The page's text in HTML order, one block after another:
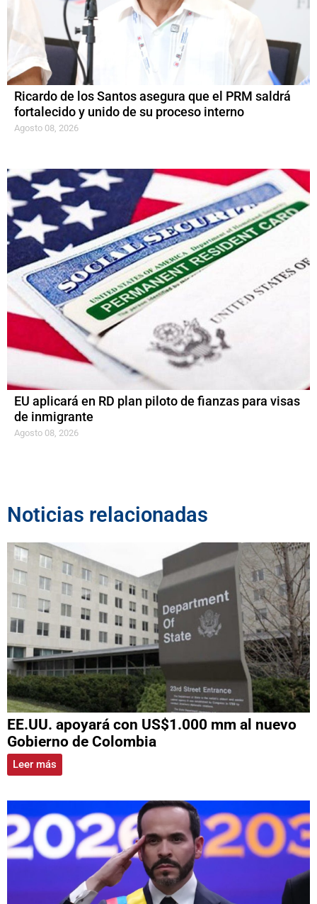
Ricardo de los Santos asegura que el PRM saldrá
fortalecido y unido de su proceso interno
Agosto 08, 2026
EU aplicará en RD plan piloto de fianzas para visas
de inmigrante
Agosto 08, 2026
Noticias relacionadas
EE.UU. apoyará con US$1.000 mm al nuevo
Gobierno de Colombia
Leer más